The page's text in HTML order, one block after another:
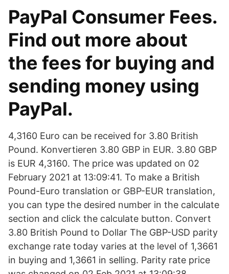
PayPal Consumer Fees.
Find out more about
the fees for buying and
sending money using
PayPal.
4,3160 Euro can be received for 3.80 British
Pound. Konvertieren 3.80 GBP in EUR. 3.80 GBP
is EUR 4,3160. The price was updated on 02
February 2021 at 13:09:41. To make a British
Pound-Euro translation or GBP-EUR translation,
you can type the desired number in the calculate
section and click the calculate button. Convert
3.80 British Pound to Dollar The GBP-USD parity
exchange rate today varies at the level of 1,3661
in buying and 1,3661 in selling. Parity rate price